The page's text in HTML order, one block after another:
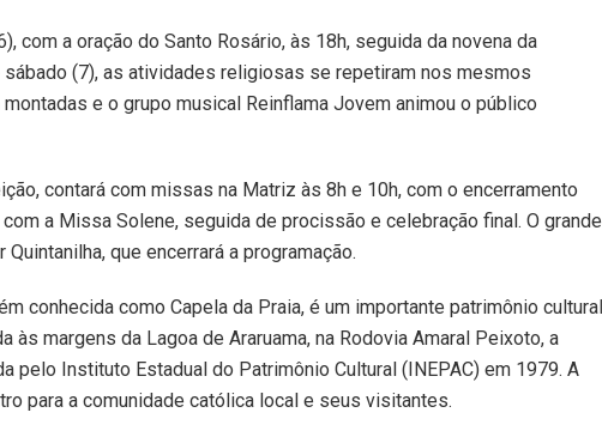
com a oração do Santo Rosário, às 18h, seguida da novena da
(7), as atividades religiosas se repetiram nos mesmos
e o grupo musical Reinflama Jovem animou o público
contará com missas na Matriz às 8h e 10h, com o encerramento
a Missa Solene, seguida de procissão e celebração final. O grande
que encerrará a programação.
conhecida como Capela da Praia, é um importante patrimônio cultural
às margens da Lagoa de Araruama, na Rodovia Amaral Peixoto, a
pelo Instituto Estadual do Patrimônio Cultural (INEPAC) em 1979. A
para a comunidade católica local e seus visitantes.